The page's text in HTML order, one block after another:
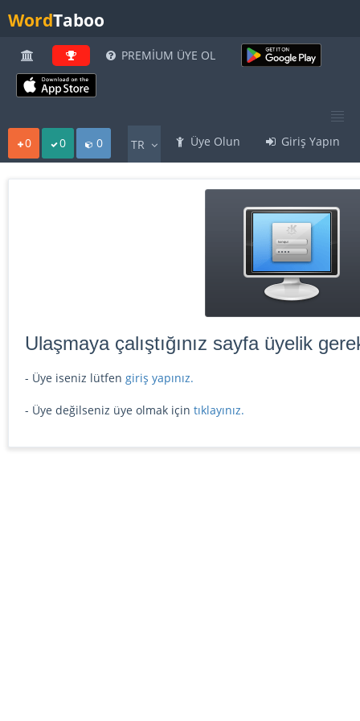
WordTaboo
PREMİUM ÜYE OL
Üye Olun Giriş Yapın
TR
0 0 0
Ulaşmaya çalıştığınız sayfa üyelik
- Üye iseniz lütfen giriş yapınız.
- Üye değilseniz üye olmak için tıklayınız.